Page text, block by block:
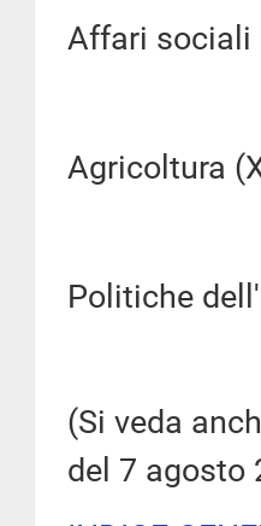
Affari sociali
Agricoltura
Politiche
(Si veda
del 7 agosto